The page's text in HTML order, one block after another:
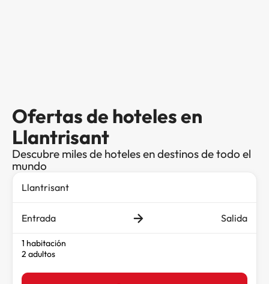
Ofertas de hoteles en
Llantrisant
Descubre miles de hoteles en destinos de todo el
mundo
Entrada Salida
1 habitación
2 adultos